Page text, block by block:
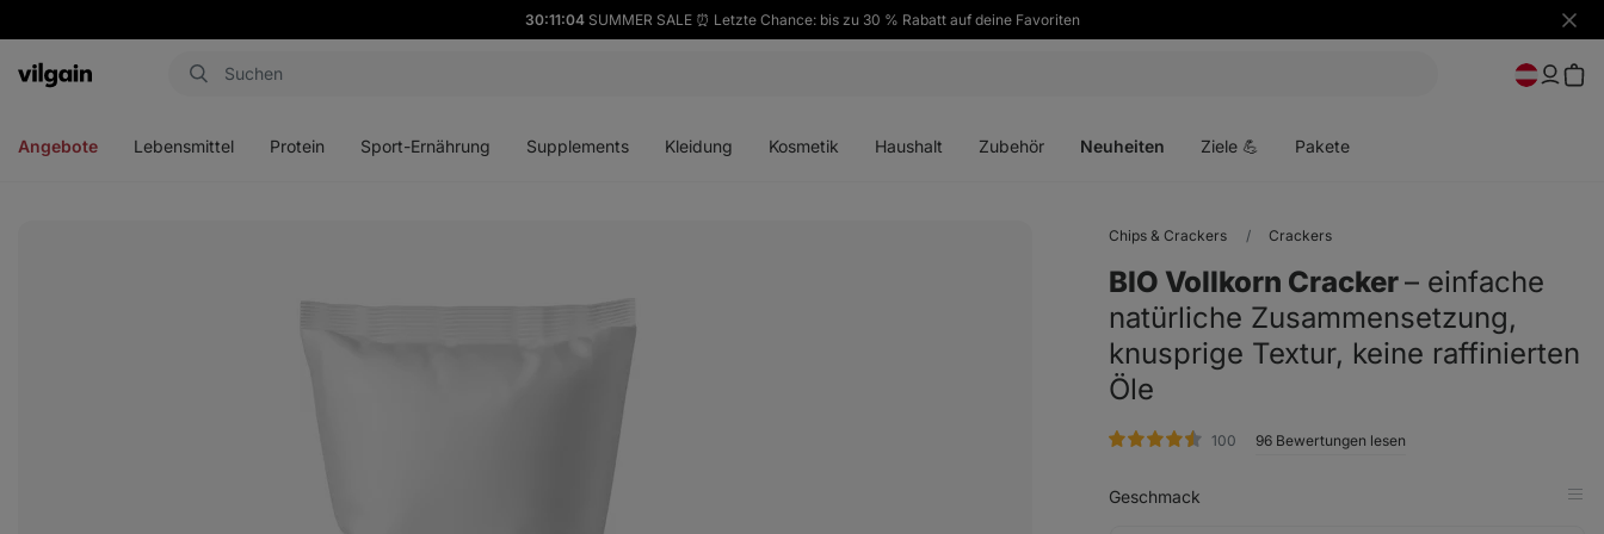
30:11:03SUMMER SALE ⏰ Letzte Chance: bis zu 30 % Rabatt auf deine Favoriten
Aktin
Angebote Lebensmittel Protein Sport-Ernährung Supplements Kleidung Kosmetik Haushalt Zubehör Neuheiten Ziele 💪 Pakete
Chips & Crackers Crackers
BIO Vollkorn Cracker⁠–⁠ einfache
natürliche Zusammensetzung,
knusprige Textur, keine raffinierten
Öle
100 Bewertungen
96 Bewertungen lesen
Geschmack
in